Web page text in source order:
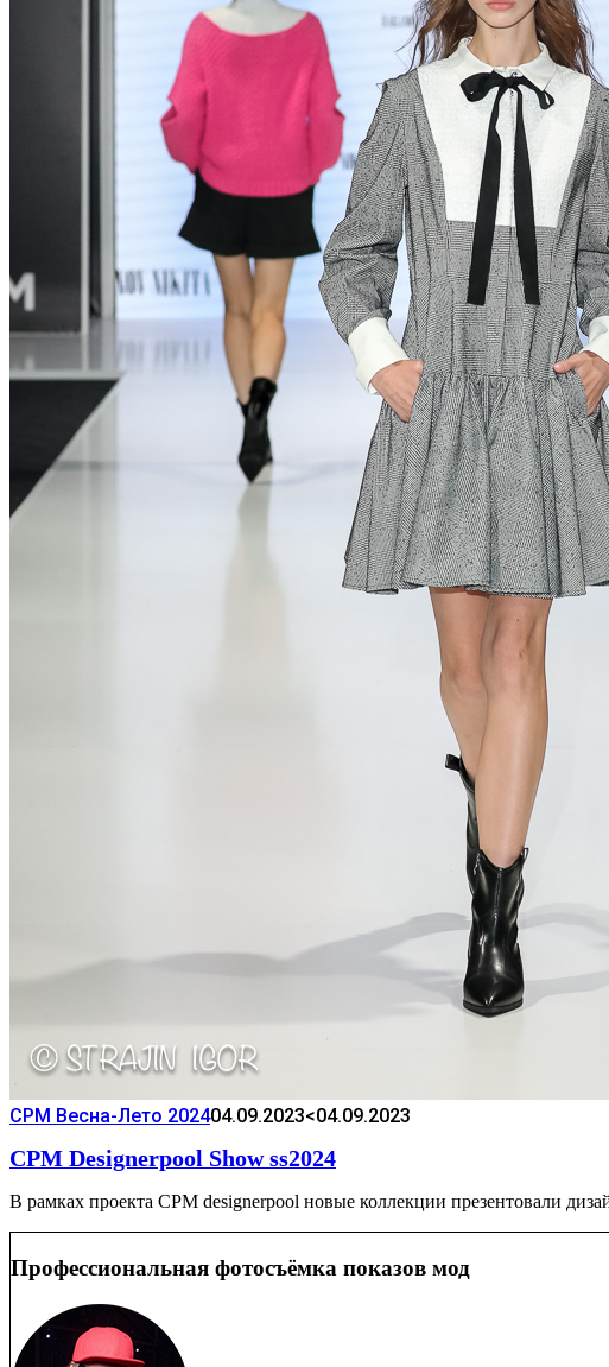
CPM Весна-Лето 202404.09.2023<04.09.2023
CPM Designerpool Show ss2024
В рамках проекта CPM designerpool новые коллекции презентовали
Профессиональная фотосъёмка показов мод